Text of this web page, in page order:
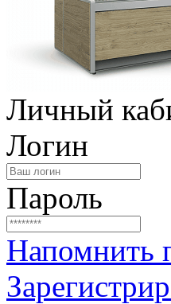
Личный
Логин
Пароль
Напомнить